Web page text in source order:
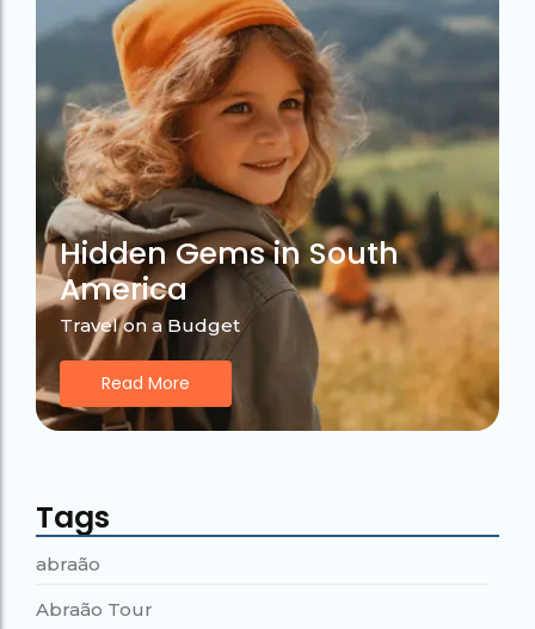
Hidden Gems in South
America
Travel on a Budget
Read More
Tags
abraão
Abraão Tour